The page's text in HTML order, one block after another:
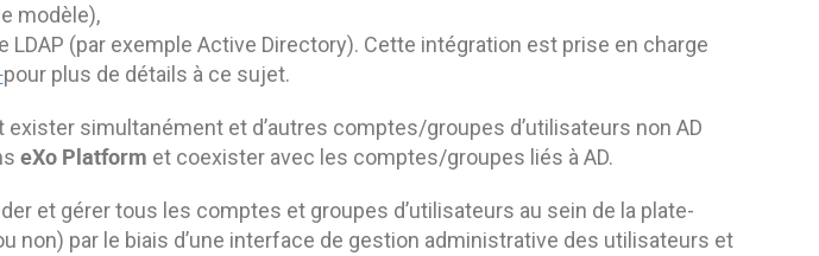
modèle),
LDAP (par exemple Active Directory). Cette intégration est prise en charge
pour plus de détails à ce sujet.
exister simultanément et d’autres comptes/groupes d’utilisateurs non AD
eXoPlatform et coexister avec les comptes/groupes liés à AD.
et gérer tous les comptes et groupes d’utilisateurs au sein de la plate-
non) par le biais d’une interface de gestion administrative des utilisateurs et